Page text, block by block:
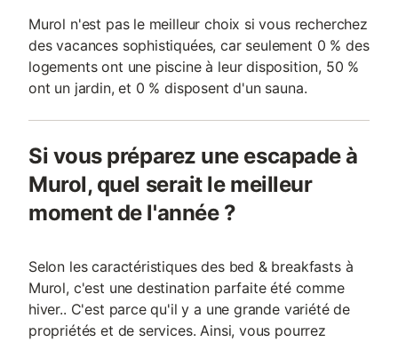
Murol n'est pas le meilleur choix si vous recherchez
des vacances sophistiquées, car seulement 0 % des
logements ont une piscine à leur disposition, 50 %
ont un jardin, et 0 % disposent d'un sauna.
Si vous préparez une escapade à
Murol, quel serait le meilleur
moment de l'année ?
Selon les caractéristiques des bed & breakfasts à
Murol, c'est une destination parfaite été comme
hiver.. C'est parce qu'il y a une grande variété de
propriétés et de services. Ainsi, vous pourrez